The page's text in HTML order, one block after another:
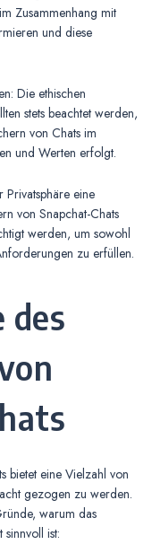
Zusammenhang mit
und diese
Die ethischen
stets beachtet werden,
von Chats im
und Werten erfolgt.
Privatsphäre eine
von Snapchat-Chats
werden, um sowohl
zu erfüllen.
des
bietet eine Vielzahl von
gezogen zu werden.
warum das
ist: